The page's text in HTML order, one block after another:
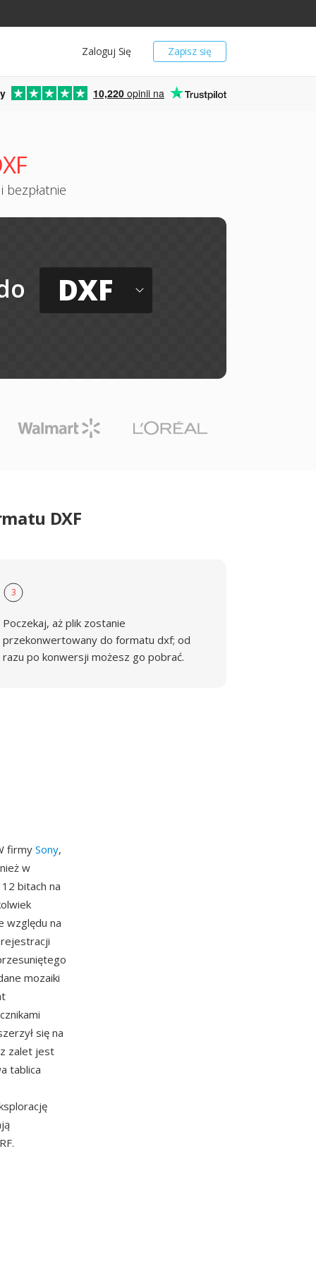
Zapisz się
Zaloguj Się
10,220 opinii na
DXF
DXF
3
Poczekaj, aż plik zostanie
przekonwertowany do formatu dxf; od
razu po konwersji możesz go pobrać.
firmy Sony,
w
bitach na
względu na
mozaiki
się na
zalet jest
tablica